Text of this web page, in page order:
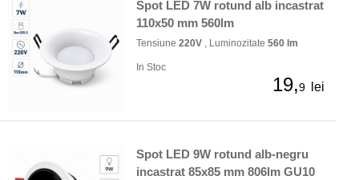
Spot LED 7W rotund alb incastrat
110x50 mm 560lm
Tensiune 220V , Luminozitate 560 lm
In Stoc
19,9 lei
Spot LED 9W rotund alb-negru
incastrat 85x85 mm 806lm GU10